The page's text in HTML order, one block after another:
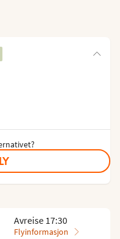
Avreise 17:30
Flyinformasjon